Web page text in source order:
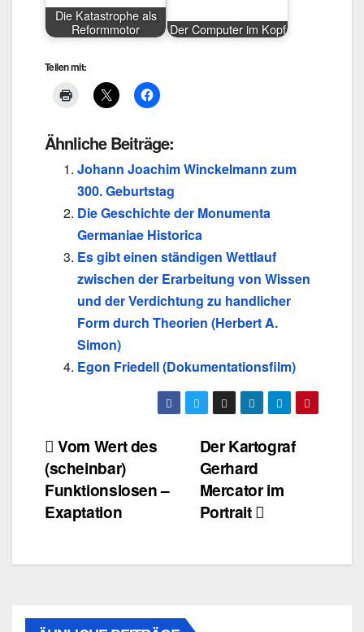
Die Katastrophe als
Reformmotor
Der Computer im Kopf
Teilen mit:
Ähnliche Beiträge:
Johann Joachim Winckelmann zum
300. Geburtstag
Die Geschichte der Monumenta
Germaniae Historica
Es gibt einen ständigen Wettlauf
zwischen der Erarbeitung von Wissen
und der Verdichtung zu handlicher
Form durch Theorien (Herbert A.
Simon)
Egon Friedell (Dokumentationsfilm)
Beitragsnavigation
Der Kartograf
Gerhard
Mercator im
Portrait
Vom Wert des
(scheinbar)
Funktionslosen –
Exaptation